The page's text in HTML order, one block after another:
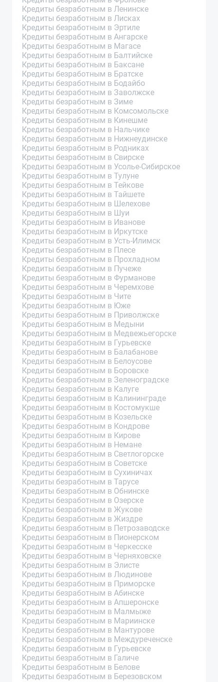
Кредиты безработным в Ленинске
Кредиты безработным в Лисках
Кредиты безработным в Эртиле
Кредиты безработным в Ангарске
Кредиты безработным в Магасе
Кредиты безработным в Балтийске
Кредиты безработным в Баксане
Кредиты безработным в Братске
Кредиты безработным в Бодайбо
Кредиты безработным в Заволжске
Кредиты безработным в Зиме
Кредиты безработным в Комсомольске
Кредиты безработным в Кинешме
Кредиты безработным в Нальчике
Кредиты безработным в Нижнеудинске
Кредиты безработным в Родниках
Кредиты безработным в Свирске
Кредиты безработным в Усолье-Сибирское
Кредиты безработным в Тулуне
Кредиты безработным в Тейкове
Кредиты безработным в Тайшете
Кредиты безработным в Шелехове
Кредиты безработным в Шуи
Кредиты безработным в Иванове
Кредиты безработным в Иркутске
Кредиты безработным в Усть-Илимск
Кредиты безработным в Плесе
Кредиты безработным в Прохладном
Кредиты безработным в Пучеже
Кредиты безработным в Фурманове
Кредиты безработным в Черемхове
Кредиты безработным в Чите
Кредиты безработным в Юже
Кредиты безработным в Приволжске
Кредиты безработным в Медыни
Кредиты безработным в Медвежьегорске
Кредиты безработным в Гурьевске
Кредиты безработным в Балабанове
Кредиты безработным в Белоусове
Кредиты безработным в Боровске
Кредиты безработным в Зеленоградске
Кредиты безработным в Калуге
Кредиты безработным в Калининграде
Кредиты безработным в Костомукше
Кредиты безработным в Козельске
Кредиты безработным в Кондрове
Кредиты безработным в Кирове
Кредиты безработным в Немане
Кредиты безработным в Светлогорске
Кредиты безработным в Советске
Кредиты безработным в Сухиничах
Кредиты безработным в Тарусе
Кредиты безработным в Обнинске
Кредиты безработным в Озерске
Кредиты безработным в Жукове
Кредиты безработным в Жиздре
Кредиты безработным в Петрозаводске
Кредиты безработным в Пионерском
Кредиты безработным в Черкесске
Кредиты безработным в Черняховске
Кредиты безработным в Элисте
Кредиты безработным в Людинове
Кредиты безработным в Приморске
Кредиты безработным в Абинске
Кредиты безработным в Апшеронске
Кредиты безработным в Малмыже
Кредиты безработным в Мариинске
Кредиты безработным в Мантурове
Кредиты безработным в Междуреченске
Кредиты безработным в Гурьевске
Кредиты безработным в Галиче
Кредиты безработным в Белове
Кредиты безработным в Березовском